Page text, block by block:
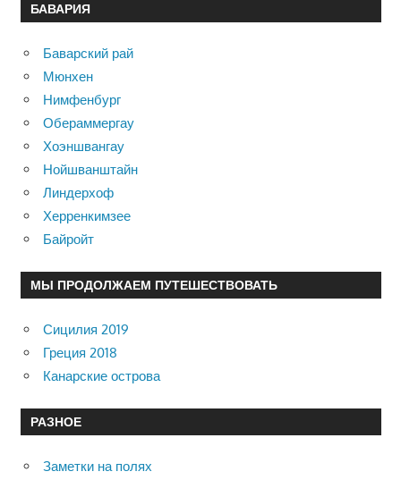
БАВАРИЯ
Баварский рай
Мюнхен
Нимфенбург
Обераммергау
Хоэншвангау
Нойшванштайн
Линдерхоф
Херренкимзее
Байройт
МЫ ПРОДОЛЖАЕМ ПУТЕШЕСТВОВАТЬ
Сицилия 2019
Греция 2018
Канарские острова
РАЗНОЕ
Заметки на полях